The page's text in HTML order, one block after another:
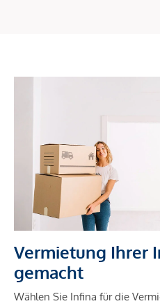
Vermietung Ihrer
gemacht
Wählen Sie Infina für die